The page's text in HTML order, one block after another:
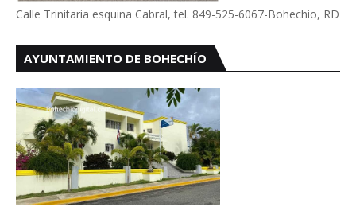
Calle Trinitaria esquina Cabral, tel. 849-525-6067-Bohechio, RD
AYUNTAMIENTO DE BOHECHÍO